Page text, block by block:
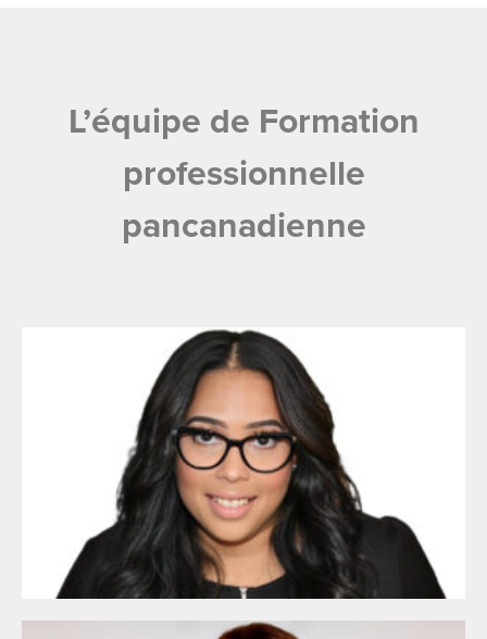
L’équipe de Formation
professionnelle
pancanadienne